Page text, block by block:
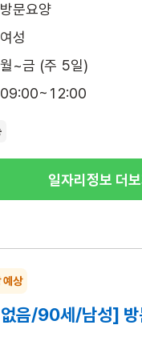
방문요양
여성
월~금 (주 5일)
09:00~12:00
일자리정보 더
예상
음/90세/남성] 방